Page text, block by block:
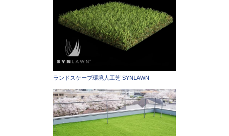
ランドスケープ環境人工芝 SYNLAWN